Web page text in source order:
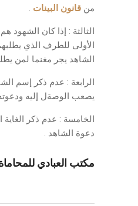
من قانون البينات .
الثالثة : إذا كان الشهود
الأولى للطرف الذي
الشاهد يجر مغنما لمن
الرابعة : عدم ذكر إسم
يصعب الوصةل إليه
الخامسة : عدم ذكر
دعوة الشاهد .
مكتب العبادي